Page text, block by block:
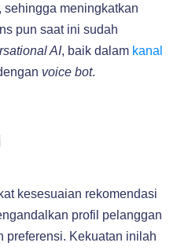
meningkatkan
pun saat ini sudah
AI, baik dalam kanal
voice bot.
kesesuaian rekomendasi
profil pelanggan
preferensi. Kekuatan inilah